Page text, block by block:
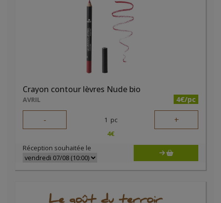
Crayon contour lèvres Nude bio
AVRIL 4€/pc
- 1 pc +
4€
Réception souhaitée le